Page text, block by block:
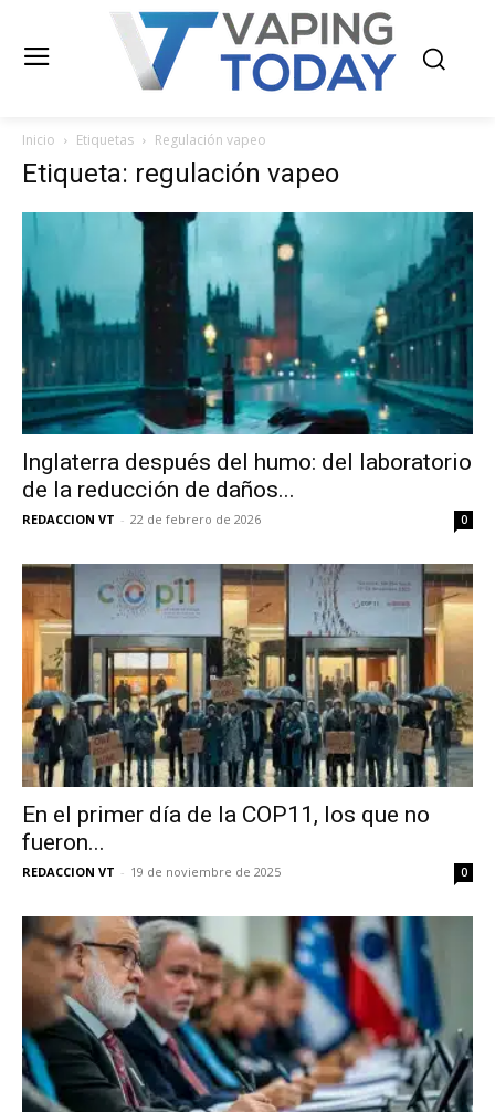
Inicio Etiquetas Regulación vapeo
Etiqueta: regulación vapeo
Inglaterra después del humo: del laboratorio
de la reducción de daños...
REDACCION VT - 22 de febrero de 2026 0
En el primer día de la COP11, los que no
fueron...
REDACCION VT - 19 de noviembre de 2025 0